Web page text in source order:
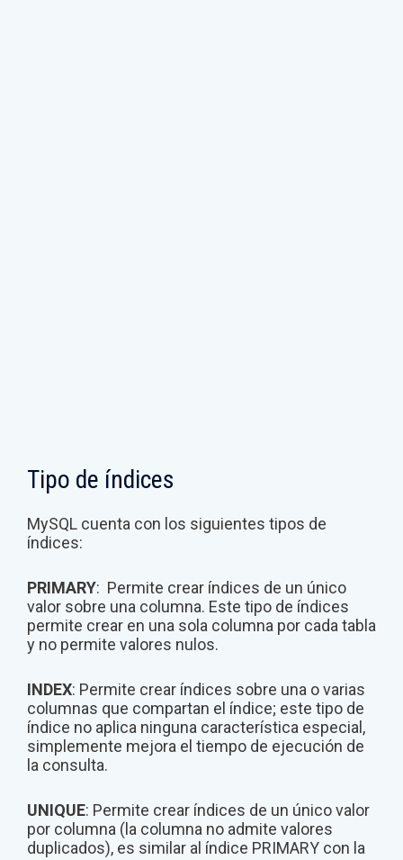
Tipo de índices
MySQL cuenta con los siguientes tipos de
índices:
PRIMARY: Permite crear índices de un único
valor sobre una columna. Este tipo de índices
permite crear en una sola columna por cada tabla
y no permite valores nulos.
INDEX: Permite crear índices sobre una o varias
columnas que compartan el índice; este tipo de
índice no aplica ninguna característica especial,
simplemente mejora el tiempo de ejecución de
la consulta.
UNIQUE: Permite crear índices de un único valor
por columna (la columna no admite valores
duplicados), es similar al índice PRIMARY con la